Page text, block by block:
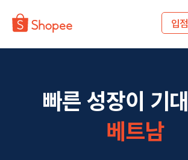
입
빠른 성장이 기
베트남